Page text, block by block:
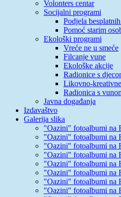
Volonters centar
Socijalni programi
Podjela
Pomoć starim
Ekološki programi
Vreće ne u smeće
Filcanje vune
Ekološke akcije
Radionice s
Likovno-
Radionica s
Javna događanja
Izdavaštvo
Galerija slika
"Oazini" fotoalbumi na
"Oazini" fotoalbumi na
"Oazini" fotoalbumi na
"Oazini" fotoalbumi na
"Oazini" fotoalbumi na
"Oazini" fotoalbumi na
"Oazini" fotoalbumi na
"Oazini" fotoalbumi na